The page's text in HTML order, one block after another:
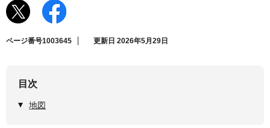
ページ番号1003645 更新日 2026年5月29日
目次
地図